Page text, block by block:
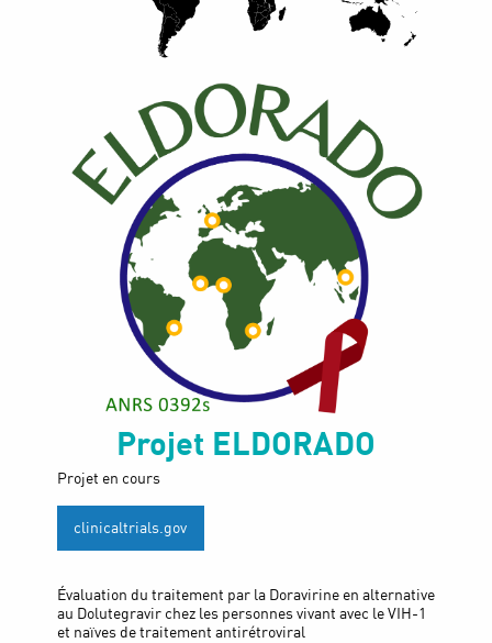
Projet ELDORADO
Projet en cours
clinicaltrials.gov
Évaluation du traitement par la Doravirine en alternative
au Dolutegravir chez les personnes vivant avec le VIH-1
et naïves de traitement antirétroviral